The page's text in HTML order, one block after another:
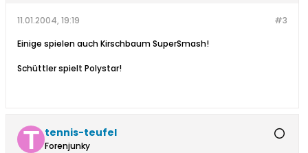
#3
11.01.2004, 19:19
Einige spielen auch Kirschbaum SuperSmash!
Schüttler spielt Polystar!
tennis-teufel
Forenjunky